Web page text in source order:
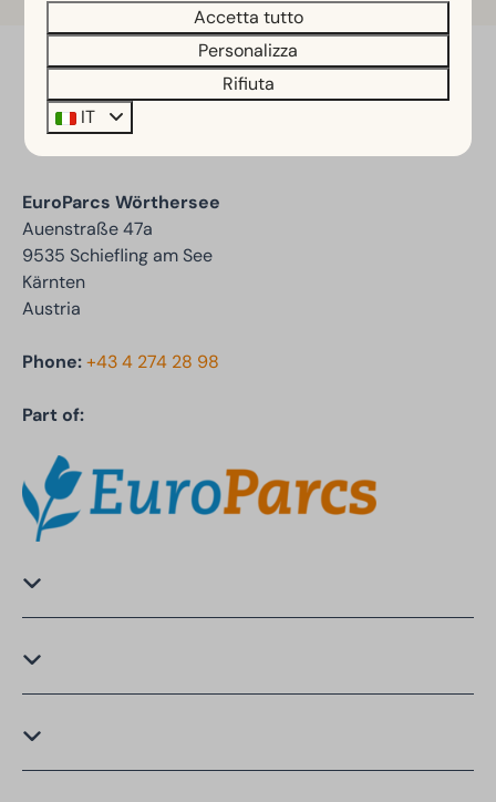
EuroParcs Wörthersee
Auenstraße 47a
9535 Schiefling am See
Kärnten
Austria
Phone:+43 4 274 28 98
Part of:
Accetta tutto
Personalizza
Rifiuta
IT